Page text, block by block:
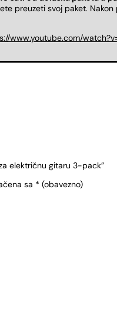
preuzeti svoj paket. Nakon
www.youtube.com/
električnu gitaru 3-pack”
sa * (obavezno)